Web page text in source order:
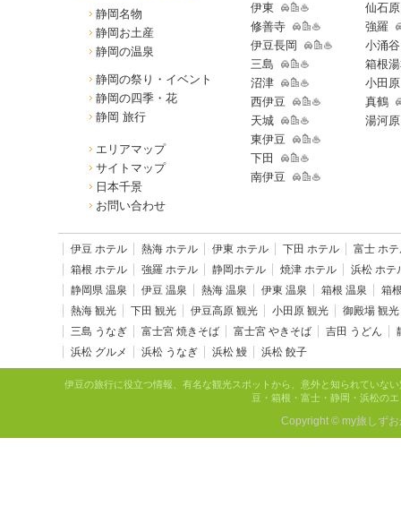
静岡名物
静岡お土産
静岡の温泉
静岡の祭り・イベント
静岡の四季・花
静岡 旅行
エリアマップ
サイトマップ
日本千景
お問い合わせ
伊東
修善寺
伊豆長岡
三島
沼津
西伊豆
天城
東伊豆
下田
南伊豆
仙石原
強羅
小涌谷
箱根
小田原
真鶴
湯河原
伊豆 ホテル 熱海 ホテル 伊東 ホテル 下田 ホテル
富士 ホ
箱根 ホテル
強羅 ホテル 静岡ホテル 焼津 ホテル
浜松 ホテ
静岡県 温泉
伊豆 温泉 熱海 温泉 伊東 温泉 箱根 温泉
箱
熱海 観光
下田 観光 伊豆高原 観光 小田原 観光
御殿場 観光
三島 うなぎ
富士宮 焼きそば 富士宮 やきそば 吉田 うどん
浜松 グルメ
浜松 うなぎ 浜松 鰻 浜松 餃子
伊豆の旅行に役立つ情報、有名な観光スポットから、意外と知られていな
豆・箱根・富士・静岡・浜松の
Copyright © my旅しず